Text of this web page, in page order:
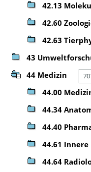
42.13
42.60
42.63
43
44 Medizin
44.00
44.34
44.40
44.61 Innere
44.64